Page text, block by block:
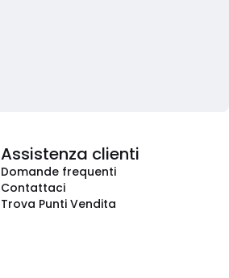
Assistenza clienti
Domande frequenti
Contattaci
Trova Punti Vendita